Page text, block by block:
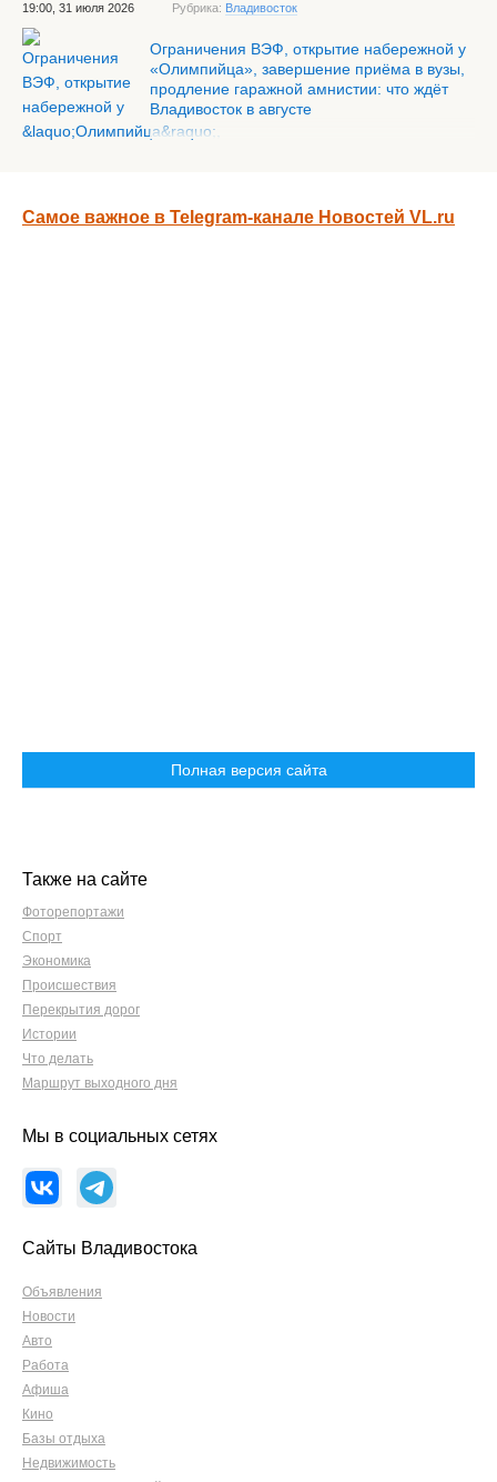
19:00, 31 июля 2026 Рубрика: Владивосток
Ограничения ВЭФ, открытие набережной у
«Олимпийца», завершение приёма в вузы,
продление гаражной амнистии: что ждёт
Владивосток в августе
Самое важное в Telegram-канале Новостей VL.ru
Полная версия сайта
Также на сайте
Фоторепортажи
Спорт
Экономика
Происшествия
Перекрытия дорог
Истории
Что делать
Маршрут выходного дня
Мы в социальных сетях
Сайты Владивостока
Объявления
Новости
Авто
Работа
Афиша
Кино
Базы отдыха
Недвижимость